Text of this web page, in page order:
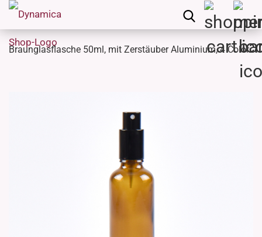
Braunglasflasche 50ml, mit Zerstäuber Aluminium, 4 Color